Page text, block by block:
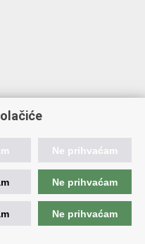
i vještačenja "Ivan
Ne prihvaćam
Ne prihvaćam
Ne prihvaćam